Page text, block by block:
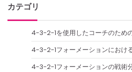
カテゴリ
4-3-2-1を使用したコーチのため
4-3-2-1フォーメーションにおけ
4-3-2-1フォーメーションの戦術